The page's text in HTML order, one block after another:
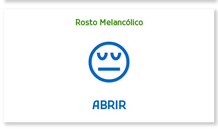
Rosto Melancólico
😔
ABRIR